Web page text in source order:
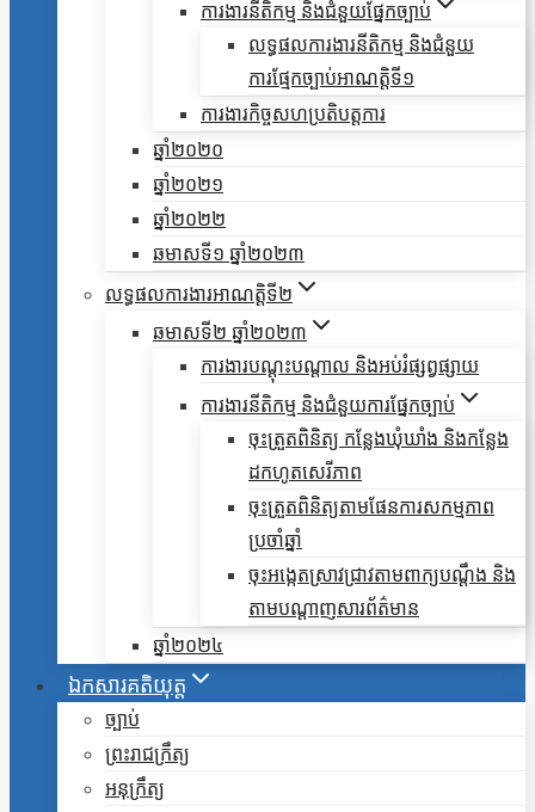
ការងារនីតិកម្ម និងជំនួយផ្នែកច្បាប់
លទ្ធផលការងារនីតិកម្ម និងជំនួយ
ការផ្មែកច្បាប់អាណត្តិទី១
ការងារកិច្ចសហប្រតិបត្តការ
ឆ្នាំ២០២០
ឆ្នាំ២០២១
ឆ្នាំ២០២២
ឆមាសទី១ ឆ្នាំ២០២៣
លទ្ធផលការងារអាណត្តិទី២
ឆមាសទី២ ឆ្នាំ២០២៣
ការងារបណ្តុះបណ្តាល និងអប់រំផ្សព្វផ្សាយ
ការងារនីតិកម្ម និងជំនួយការផ្នែកច្បាប់
ចុះត្រួតពិនិត្យ កន្លែងឃុំឃាំង និងកន្លែង
ដកហូតសេរីភាព
ចុះត្រួតពិនិត្យតាមផែនការសកម្មភាព
ប្រចាំឆ្នាំ
ចុះអង្កេតស្រាវជ្រាវតាមពាក្យបណ្តឹង និង
តាមបណ្តាញសារព័ត៌មាន
ឆ្នាំ២០២៤
ឯកសារគតិយុត្ត
ច្បាប់
ព្រះរាជក្រឹត្យ
អនុក្រឹត្យ